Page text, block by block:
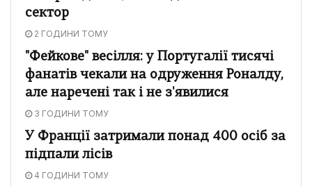
сектор
2 ГОДИНИ ТОМУ
"Фейкове" весілля: у Португалії тисячі
фанатів чекали на одруження Роналду,
але наречені так і не з'явилися
3 ГОДИНИ ТОМУ
У Франції затримали понад 400 осіб за
підпали лісів
4 ГОДИНИ ТОМУ